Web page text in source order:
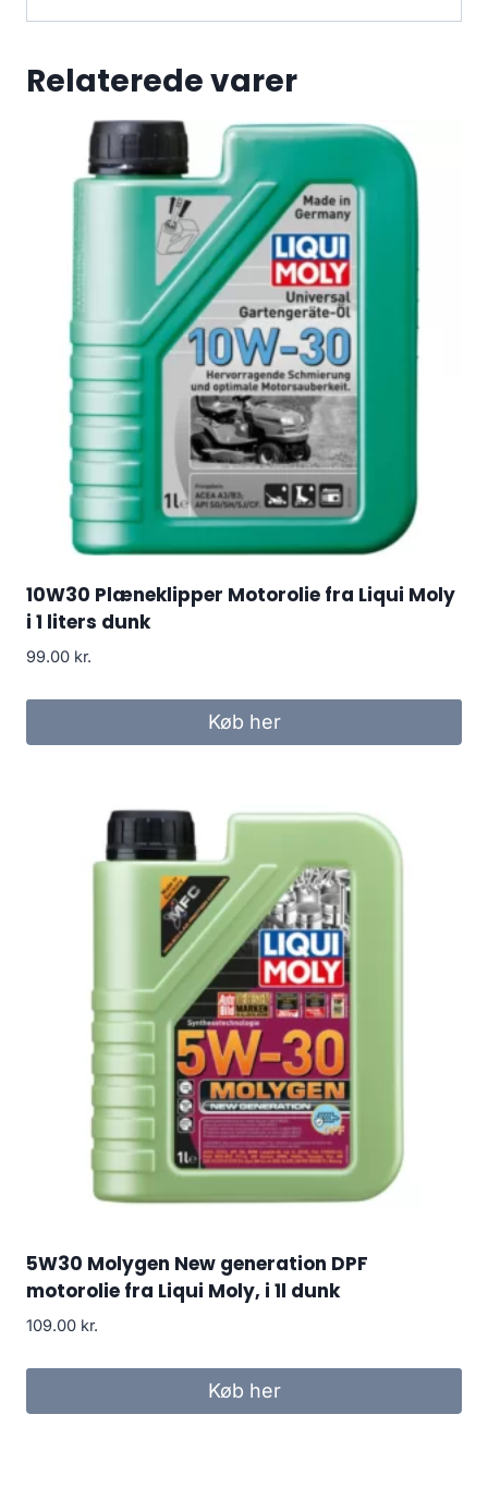
Relaterede varer
10W30 Plæneklipper Motorolie fra Liqui Moly
i 1 liters dunk
99.00 kr.
Køb her
5W30 Molygen New generation DPF
motorolie fra Liqui Moly, i 1l dunk
109.00 kr.
Køb her